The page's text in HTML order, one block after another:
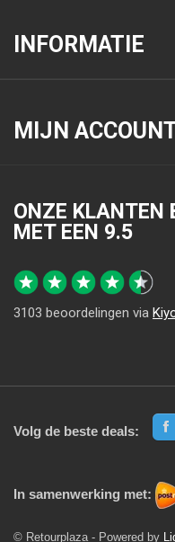
INFORMATIE
MIJN
ONZE KLANTEN
MET EEN 9.5
3103 beoordelingen via
Volg de beste deals:
In samenwerking met:
© Retourplaza - Powered by